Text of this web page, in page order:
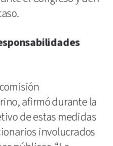
afirmó durante la
de estas medidas
involucrados